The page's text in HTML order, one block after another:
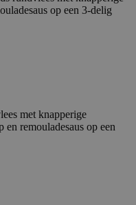
op een 3-delig
met knapperige
remouladesaus op een